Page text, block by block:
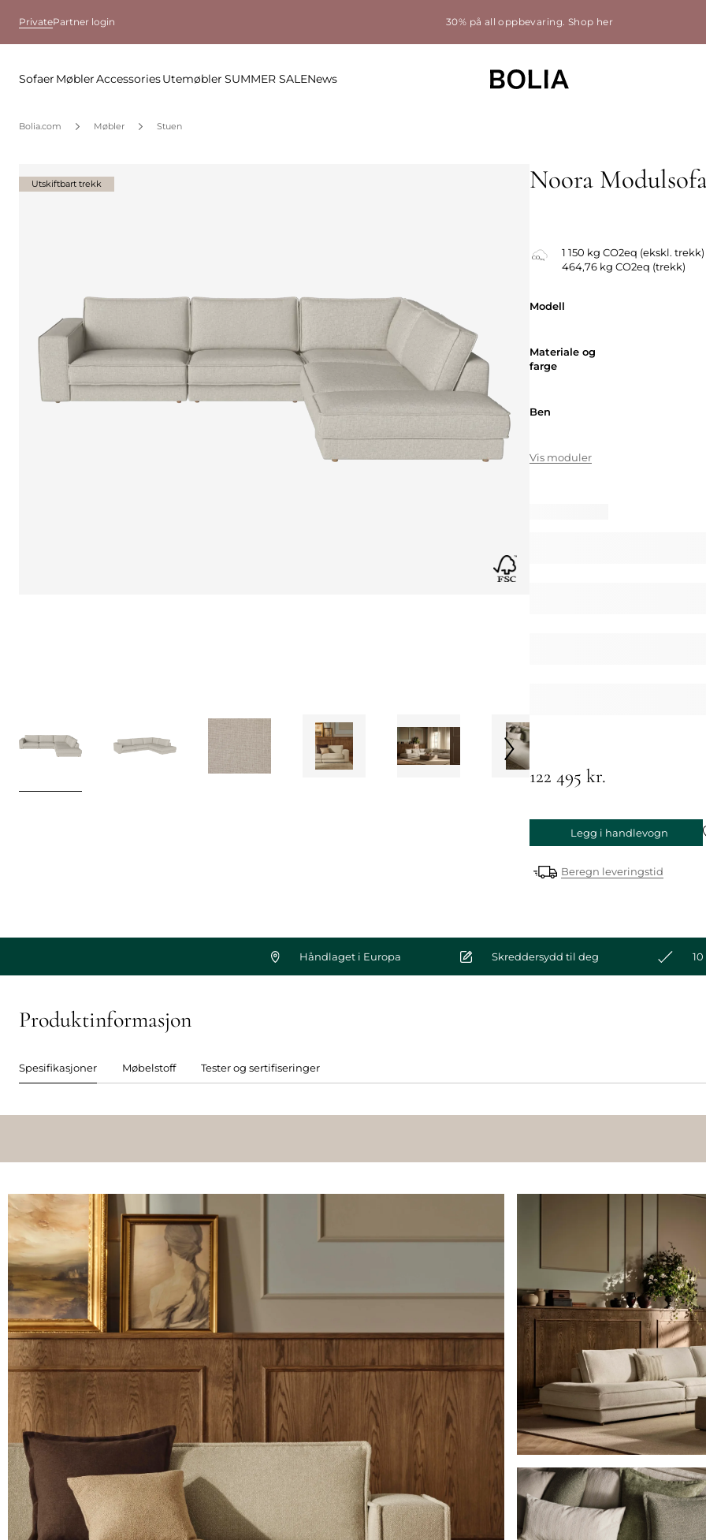
PrivatePartner login 30% på all oppbevaring. Shop her
Sofaer MøblerAccessoriesUtemøbler SUMMER SALENews
Bolia.com Møbler Stuen
Noora
1 150 kg CO2eq (ekskl. trekk)
464,76 kg CO2eq (trekk)
Modell
Materiale og
farge
Ben
Vis moduler
122 495 kr.
Legg i handlevogn
Beregn leveringstid
Utskiftbart trekk Utskiftbart trekk
Håndlaget i Europa Skreddersydd til deg
Produktinformasjon
Spesifikasjoner Møbelstoff Tester og sertifiseringer